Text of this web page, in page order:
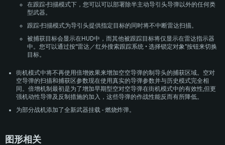
在跟踪-扫描模式下，您可以可以部署除半主动导引头导弹以外的任何类
型武器。
跟踪-扫描模式为导引头提供指定目标的同时将不中断雷达扫描。
被捕获目标会显示在HUD中，而其他被跟踪目标将仅显示在雷达指示器
中。您可以通过按“雷达／红外搜索跟踪系统 • 选择锁定对象”按钮来切换
目标。
街机模式中将不再使用倍增效果来增加空空导弹的制导头的捕获区域。空对
空导弹的扫描和捕获区参数现在使用真实的导弹参数并与历史模式完全相
同。倍增机制最初是为了增加早期型空对空导弹在街机模式中的有效性,但更
强机动性导弹及反制措施的加入，这些导弹的作战性能反而有所降低。
为部分战机添加了全新武器挂载 - 燃烧炸弹。
图形相关